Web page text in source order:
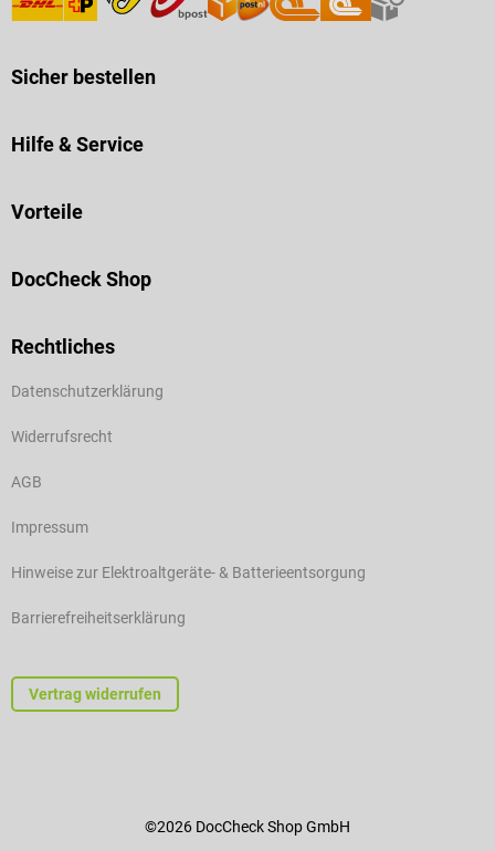
Sicher bestellen
Hilfe & Service
Vorteile
DocCheck Shop
Rechtliches
Datenschutzerklärung
Widerrufsrecht
AGB
Impressum
Hinweise zur Elektroaltgeräte- & Batterieentsorgung
Barrierefreiheitserklärung
Vertrag widerrufen
©2026 DocCheck Shop GmbH